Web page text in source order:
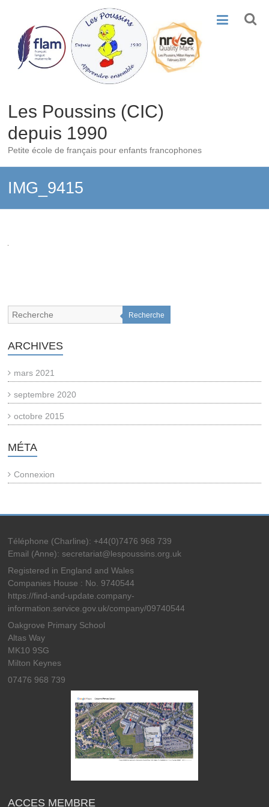
content
Les Poussins (CIC)
depuis 1990
Petite école de français pour enfants francophones
IMG_9415
Recherche
ARCHIVES
mars 2021
septembre 2020
octobre 2015
MÉTA
Connexion
Téléphone (Charline): +44(0)7476 968 739
Email (Anne): secretariat@lespoussins.org.uk
Registered in England and Wales
Companies House : No. 9740544
https://find-and-update.company-
information.service.gov.uk/company/09740544
Oakgrove Primary School
Altas Way
MK10 9SG
Milton Keynes
07476 968 739
ACCES MEMBRE